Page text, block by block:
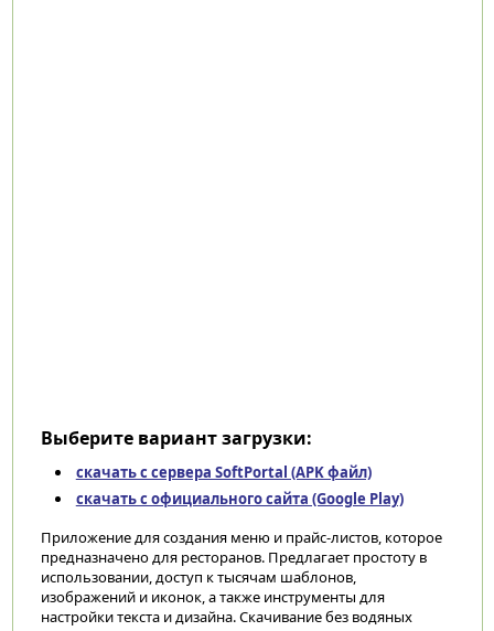
Выберите вариант загрузки:
скачать с сервера SoftPortal (APK файл)
скачать с официального сайта (Google Play)
Приложение для создания меню и прайс-листов, которое
предназначено для ресторанов. Предлагает простоту в
использовании, доступ к тысячам шаблонов,
изображений и иконок, а также инструменты для
настройки текста и дизайна. Скачивание без водяных